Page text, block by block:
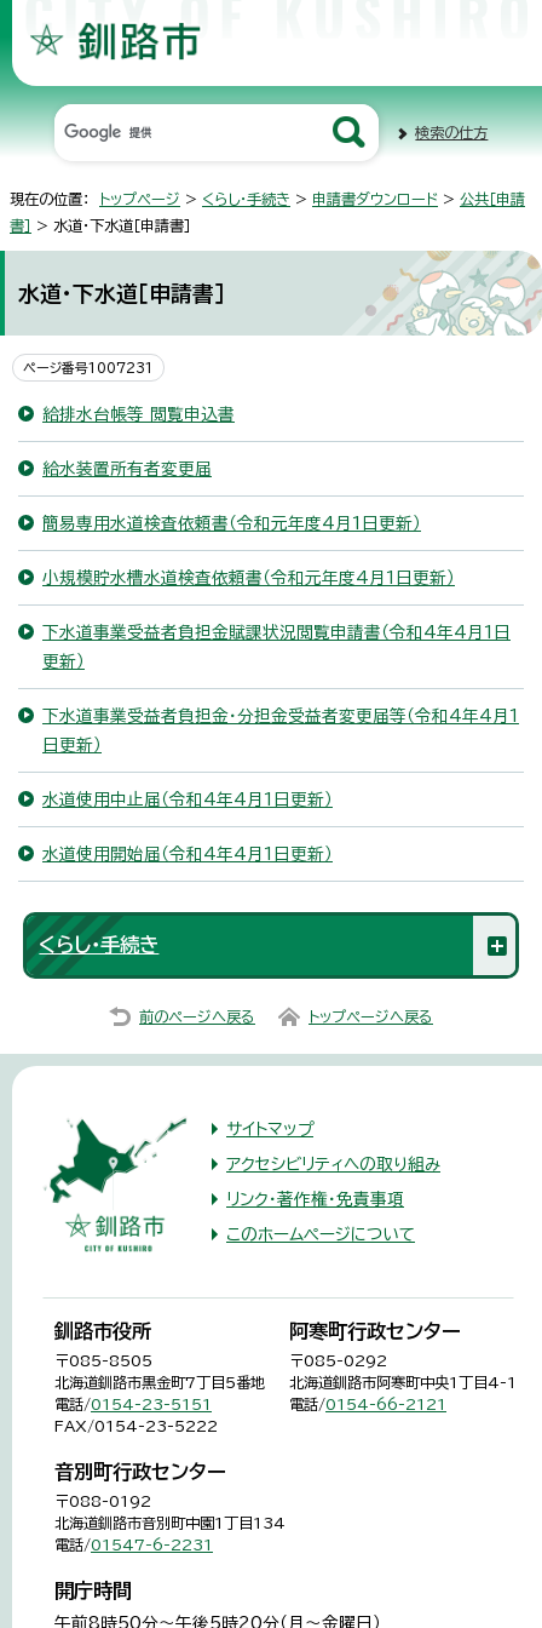
検索の仕方
現在の位置： トップページ > くらし・手続き > 申請書ダウンロード > 公共［申請
書］
> 水道・下水道［申請書］
水道・下水道［申請書］
ページ番号1007231
給排水台帳等 閲覧申込書
給水装置所有者変更届
簡易専用水道検査依頼書（令和元年度4月1日更新）
小規模貯水槽水道検査依頼書（令和元年度4月1日更新）
下水道事業受益者負担金賦課状況閲覧申請書（令和4年4月1日
更新）
下水道事業受益者負担金・分担金受益者変更届等（令和4年4月1
日更新）
水道使用中止届（令和4年4月1日更新）
水道使用開始届（令和4年4月1日更新）
くらし・手続き
前のページへ戻る トップページへ戻る
サイトマップ
アクセシビリティへの取り組み
リンク・著作権・免責事項
このホームページについて
釧路市役所
〒085-8505
北海道釧路市黒金町7丁目5番地
電話/0154-23-5151
FAX/0154-23-5222
阿寒町行政センター
〒085-0292
北海道釧路市阿寒町中央1丁目4-1
電話/0154-66-2121
音別町行政センター
〒088-0192
北海道釧路市音別町中園1丁目134
電話/01547-6-2231
開庁時間
午前8時50分～午後5時20分（月～金曜日）